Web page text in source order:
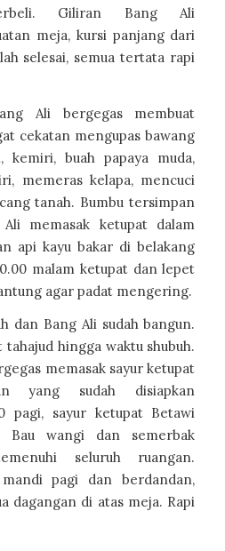
Giliran Bang Ali
meja, kursi panjang dari
selesai, semua tertata rapi
Ali bergegas membuat
cekatan mengupas bawang
kemiri, buah papaya muda,
memeras kelapa, mencuci
tanah. Bumbu tersimpan
memasak ketupat dalam
api kayu bakar di belakang
malam ketupat dan lepet
agar padat mengering.
dan Bang Ali sudah bangun.
hingga waktu shubuh.
memasak sayur ketupat
yang sudah disiapkan
pagi, sayur ketupat Betawi
Bau wangi dan semerbak
seluruh ruangan.
pagi dan berdandan,
dagangan di atas meja. Rapi